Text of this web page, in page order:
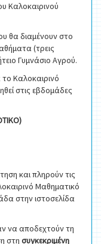
Καλοκαιρινού
θα διαμένουν στο
(τρεις
Γυμνάσιο Αγρού.
Καλοκαιρινό
στις εβδομάδες
και πληρούν τις
Μαθηματικό
στην ιστοσελίδα
να αποδεχτούν τη
στη συγκεκριμένη